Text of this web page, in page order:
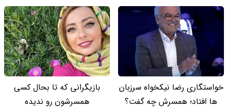
خواستگاری رضا نیکخواه سرزبان
ها افتاد؛ همسرش چه گفت؟
بازیگرانی که تا بحال کسی
همسرشون رو ندیده